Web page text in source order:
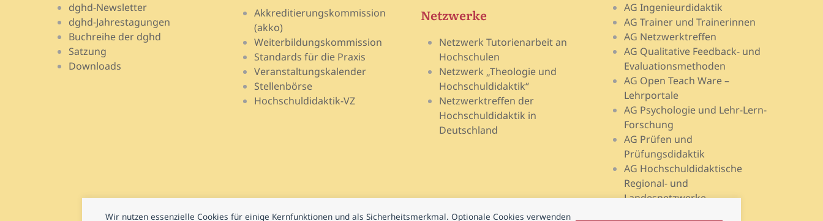
Wir nutzen essenzielle Cookies für einige Kernfunktionen und als Sicherheitsmerkmal. Optionale Cookies verwenden
dghd-Newsletter
dghd-Jahrestagungen
Buchreihe der dghd
Satzung
Downloads
Akkreditierungskommission
(akko)
Weiterbildungskommission
Standards für die Praxis
Veranstaltungskalender
Stellenbörse
Hochschuldidaktik-VZ
Netzwerke
Netzwerk Tutorienarbeit an
Hochschulen
Netzwerk „Theologie und
Hochschuldidaktik“
Netzwerktreffen der
Hochschuldidaktik in
Deutschland
AG Ingenieurdidaktik
AG Trainer und Trainerinnen
AG Netzwerktreffen
AG Qualitative Feedback- und
Evaluationsmethoden
AG Open Teach Ware –
Lehrportale
AG Psychologie und Lehr-Lern-
Forschung
AG Prüfen und
Prüfungsdidaktik
AG Hochschuldidaktische
Regional- und
Landesnetzwerke